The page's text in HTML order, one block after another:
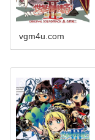
vgm4u.com